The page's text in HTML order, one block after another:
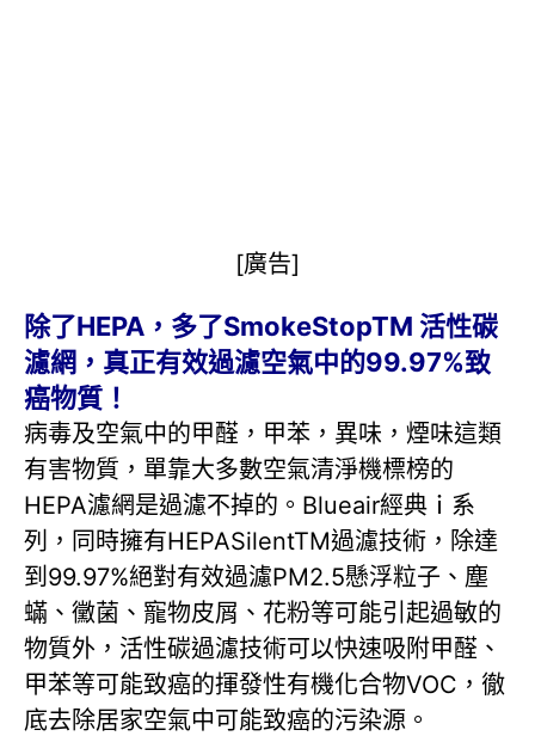
[廣告]
除了HEPA，多了SmokeStopTM 活性碳
濾網，真正有效過濾空氣中的99.97%致
癌物質！
病毒及空氣中的甲醛，甲苯，異味，煙味這類
有害物質，單靠大多數空氣清淨機標榜的
HEPA濾網是過濾不掉的。Blueair經典ｉ系
列，同時擁有HEPASilentTM過濾技術，除達
到99.97%絕對有效過濾PM2.5懸浮粒子、塵
蟎、黴菌、寵物皮屑、花粉等可能引起過敏的
物質外，活性碳過濾技術可以快速吸附甲醛、
甲苯等可能致癌的揮發性有機化合物VOC，徹
底去除居家空氣中可能致癌的污染源。